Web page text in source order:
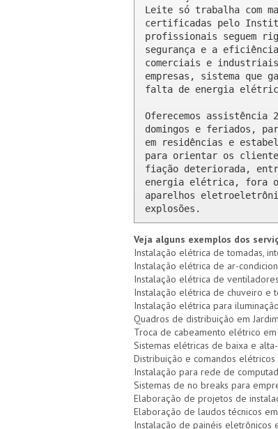
Leite só trabalha com
certificadas pelo
profissionais seguem
segurança e a
comerciais e industriais.
empresas, sistema que
falta de energia
Oferecemos
domingos e feriados,
em residências e
para orientar os
fiação deteriorada,
energia elétrica, fora
aparelhos
explosões.
Veja alguns exemplos dos
Instalação elétrica de tomadas,
Instalação elétrica de ar-
Instalação elétrica de
Instalação elétrica de chuveiro e
Instalação elétrica para
Quadros de distribuição em
Troca de cabeamento elétrico
Sistemas elétricas de baixa e
Distribuição e comandos elétricos
Instalação para rede de
Sistemas de no breaks para
Elaboração de projetos de
Elaboração de laudos técnicos
Instalação de painéis eletrônicos